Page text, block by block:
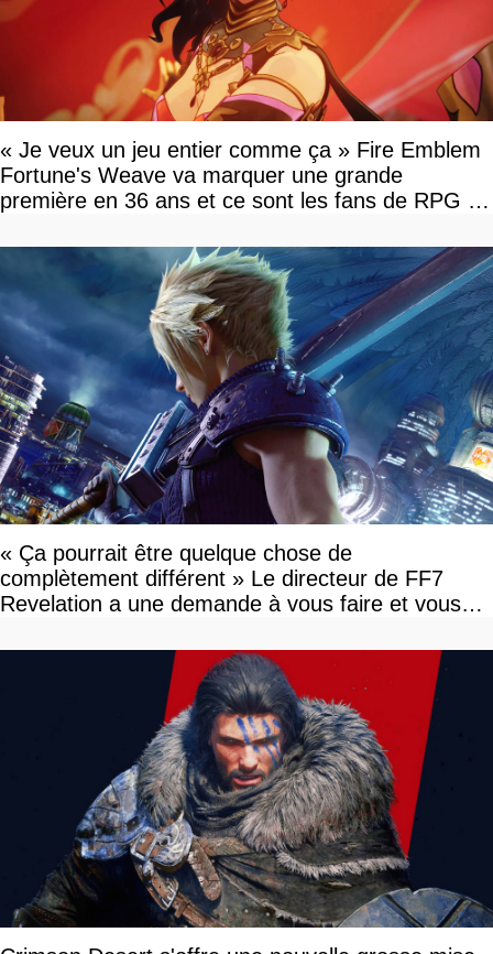
« Je veux un jeu entier comme ça » Fire Emblem
Fortune's Weave va marquer une grande
première en 36 ans et ce sont les fans de RPG en
« Ça pourrait être quelque chose de
complètement différent » Le directeur de FF7
Revelation a une demande à vous faire et vous